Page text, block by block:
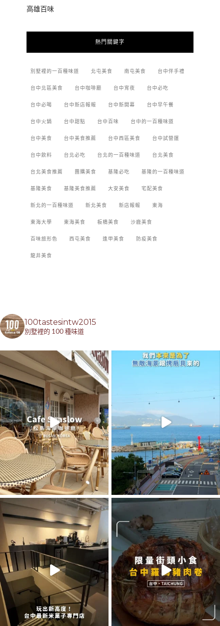
高雄百味
熱門關鍵字
別墅裡的一百種味道 北屯美食 南屯美食 台中伴手禮
台中北區美食 台中咖啡廳 台中宵夜 台中必吃
台中必喝 台中新店報報 台中新開幕 台中早午餐
台中火鍋 台中甜點 台中百味 台中的一百種味道
台中美食 台中美食推薦 台中西區美食 台中試營運
台中飲料 台北必吃 台北的一百種味道 台北美食
台北美食推薦 團購美食 基隆必吃 基隆的一百種味道
基隆美食 基隆美食推薦 大安美食 宅配美食
新北的一百種味道 新北美食 新店報報 東海
東海大學 東海美食 板橋美食 沙鹿美食
百味旅形色 西屯美食 逢甲美食 防疫美食
龍井美食
100tastesintw2015
別墅裡的 100 種味道